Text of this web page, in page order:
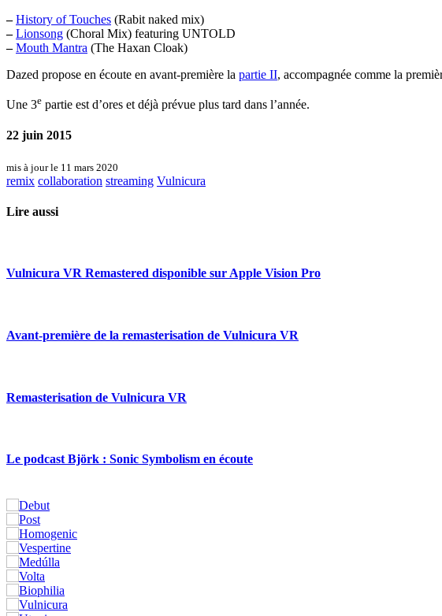
– History of Touches (Rabit naked mix)
– Lionsong (Choral Mix) featuring UNTOLD
– Mouth Mantra (The Haxan Cloak)
Dazed propose en écoute en avant-première la partie II, accompagnée comme la
Une 3e partie est d’ores et déjà prévue plus tard dans l’année.
22 juin 2015
mis à jour le 11 mars 2020
remix collaboration streaming Vulnicura
Lire aussi
Vulnicura VR Remastered disponible sur Apple Vision Pro
Avant-première de la remasterisation de Vulnicura VR
Remasterisation de Vulnicura VR
Le podcast Björk : Sonic Symbolism en écoute